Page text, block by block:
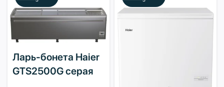
Ларь-бонета Haier
GTS2500G серая